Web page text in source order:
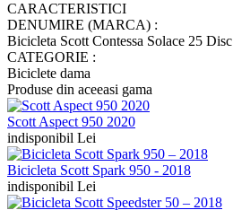
CARACTERISTICI
DENUMIRE (MARCA) :
Bicicleta Scott Contessa Solace 25 Disc
CATEGORIE :
Biciclete dama
Produse din aceeasi gama
Scott Aspect 950 2020
indisponibil Lei
Bicicleta Scott Spark 950 - 2018
indisponibil Lei